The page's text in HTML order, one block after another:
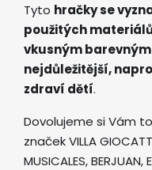
Tyto hračky se
použitých
vkusným
nejdůležitější,
zdraví dětí.
Dovolujeme si Vám
značek VILLA
MUSICALES, BERJUAN,